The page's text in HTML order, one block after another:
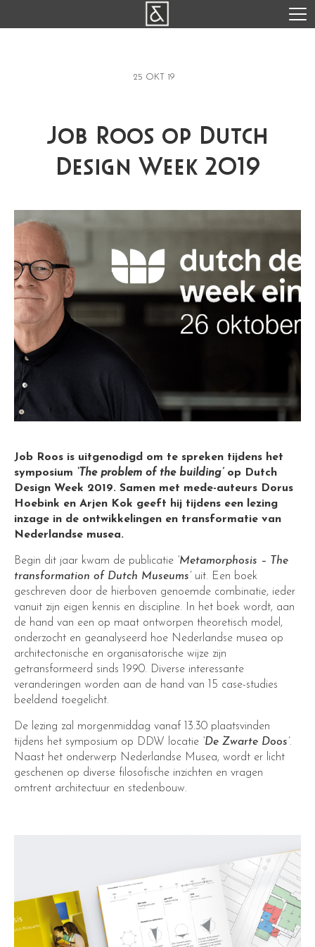
25 OKT 19
Job Roos op Dutch
Design Week 2019
Job Roos is uitgenodigd om te spreken tijdens het
symposium ‘The problem of the building’ op Dutch
Design Week 2019. Samen met mede-auteurs Dorus
Hoebink en Arjen Kok geeft hij tijdens een lezing
inzage in de ontwikkelingen en transformatie van
Nederlandse musea.
Begin dit jaar kwam de publicatie ‘Metamorphosis – The
transformation of Dutch Museums’ uit. Een boek
geschreven door de hierboven genoemde combinatie, ieder
vanuit zijn eigen kennis en discipline. In het boek wordt, aan
de hand van een op maat ontworpen theoretisch model,
onderzocht en geanalyseerd hoe Nederlandse musea op
architectonische en organisatorische wijze zijn
getransformeerd sinds 1990. Diverse interessante
veranderingen worden aan de hand van 15 case-studies
beeldend toegelicht.
De lezing zal morgenmiddag vanaf 13.30 plaatsvinden
tijdens het symposium op DDW locatie ‘De Zwarte Doos’.
Naast het onderwerp Nederlandse Musea, wordt er licht
geschenen op diverse filosofische inzichten en vragen
omtrent architectuur en stedenbouw.